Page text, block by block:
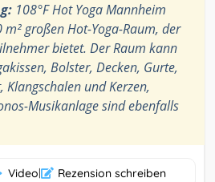
108°F Hot Yoga Mannheim
großen Hot-Yoga-Raum, der
bietet. Der Raum kann
Bolster, Decken, Gurte,
und Kerzen,
Musikanlage sind ebenfalls
Video| Rezension schreiben